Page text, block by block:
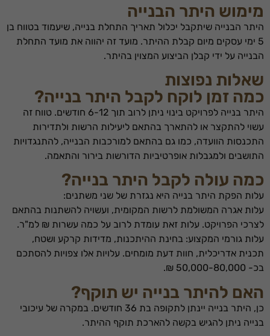
מימוש היתר הבנייה
היתר הבנייה שיתקבל יכלול תאריך התחלת בנייה, שיעמוד בטווח בן
5 ימי עסקים מיום קבלת ההיתר. מועד זה יהווה את מועד התחלת
הבנייה על ידי קבלן הביצוע המצוין בהיתר.
שאלות נפוצות
כמה זמן לוקח לקבל היתר בנייה?
היתר בנייה לפרויקט בינוי ניתן לרוב תוך 6-12 חודשים. טווח זה
עשוי להתקצר או להתארך בהתאם ליעילות הרשות ולתדירות
התכנסות הוועדה, כמו גם בהתאם למורכבות הבנייה, להתנגדויות
התושבים ולמגבלות אופרטיביות הדורשות בירור והתאמה.
כמה עולה לקבל היתר בנייה?
עלות הפקת היתר בנייה היא נגזרת של שני משתנים:
עלות אגרה המשולמת לרשות המקומית, ועשויה להשתנות בהתאם
לצרכי הפרויקט. עלות זאת עומדת לרוב על כמה עשרות ₪ למ"ר.
עלות גורמי המקצוע: בחינת ההיתכנות, מדידות קרקע ושטח,
תכנית אדריכלית, חוות דעת מומחים. עלויות אלו צפויות להסתכם
בכ- 50,000-80,000 ₪.
האם להיתר בנייה יש תוקף?
כן, היתר בנייה יינתן לתקופה בת 36 חודשים. במקרה של עיכובי
בנייה ניתן להגיש בקשה להארכת תוקף ההיתר.